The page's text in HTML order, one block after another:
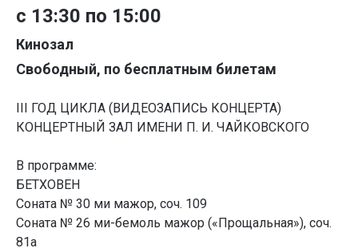
с 13:30 по 15:00
Кинозал
Свободный, по бесплатным билетам
III ГОД ЦИКЛА (ВИДЕОЗАПИСЬ КОНЦЕРТА)
КОНЦЕРТНЫЙ ЗАЛ ИМЕНИ П. И. ЧАЙКОВСКОГО
В программе:
БЕТХОВЕН
Соната № 30 ми мажор, соч. 109
Соната № 26 ми-бемоль мажор («Прощальная»), соч.
81a